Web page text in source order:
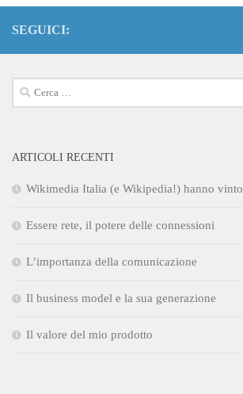
SEGUICI:
Ricerca
per:
ARTICOLI RECENTI
Wikimedia Italia (e Wikipedia!) hanno vinto
Essere rete, il potere delle connessioni
L’importanza della comunicazione
Il business model e la sua generazione
Il valore del mio prodotto